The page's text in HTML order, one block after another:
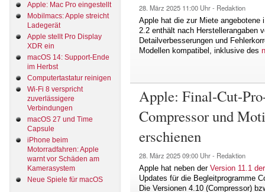
Apple: Mac Pro eingestellt
Mobilmacs: Apple streicht
Ladegerät
Apple stellt Pro Display
XDR ein
macOS 14: Support-Ende
im Herbst
Computertastatur reinigen
Wi-Fi 8 verspricht
zuverlässigere
Verbindungen
macOS 27 und Time
Capsule
iPhone beim
Motorradfahren: Apple
warnt vor Schäden am
Kamerasystem
Neue Spiele für macOS
28. März 2025 11:00 Uhr - Redaktion
Apple hat die zur Miete angebotene
2.2 enthält nach Herstellerangaben
Detailverbesserungen und
Modellen kompatibel, inklusive des
Apple: Final-Cut-
Compressor und
erschienen
28. März 202509:00 Uhr - Redaktion
Apple hat neben der Version 11.1
Updates für die Begleitprogramme
Die Versionen 4.10 (Compressor)